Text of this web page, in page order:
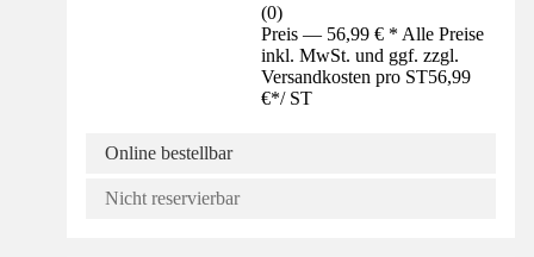
(0)
Preis — 56,99 € * Alle Preise
inkl. MwSt. und ggf. zzgl.
Versandkosten pro ST56,99
€*/ ST
Online bestellbar
Nicht reservierbar